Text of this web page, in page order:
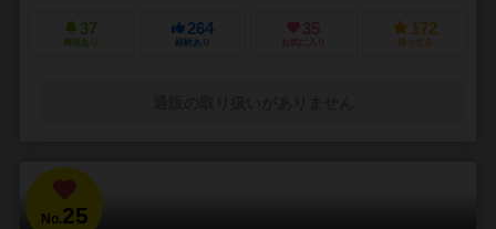
37
興味あり
264
経験あり
35
お気に入り
172
持ってる
No.25